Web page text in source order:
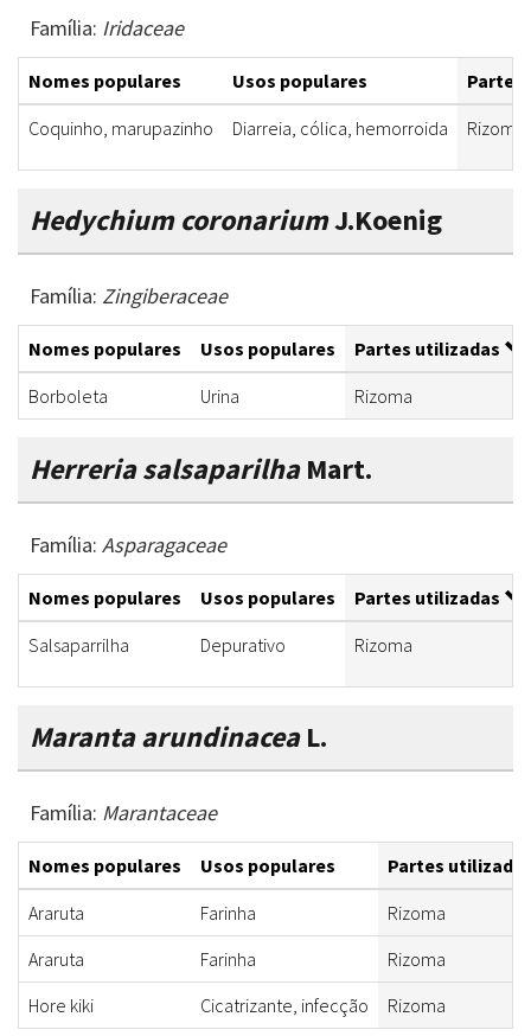
Família: Iridaceae
Nomes populares Usos populares
Partes
Coquinho, marupazinho
Diarreia, cólica, hemorroida Rizoma
Hedychium coronariumJ.Koenig
Família: Zingiberaceae
Nomes populares Usos populares
Partes utilizadas
Borboleta
Urina Rizoma
Herreria salsaparilhaMart.
Família: Asparagaceae
Nomes populares Usos populares
Partes utilizadas
Salsaparrilha
Depurativo Rizoma
Maranta arundinaceaL.
Família: Marantaceae
Nomes populares Usos populares
Partes
Araruta
Farinha
Rizoma
Araruta
Farinha
Rizoma
Hore kiki
Cicatrizante, infecção Rizoma